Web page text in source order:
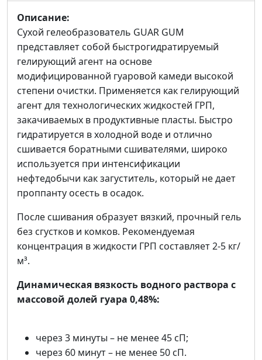
Описание:
Сухой гелеобразователь GUAR GUM
представляет собой быстрогидратируемый
гелирующий агент на основе
модифицированной гуаровой камеди высокой
степени очистки. Применяется как гелирующий
агент для технологических жидкостей ГРП,
закачиваемых в продуктивные пласты. Быстро
гидратируется в холодной воде и отлично
сшивается боратными сшивателями, широко
используется при интенсификации
нефтедобычи как загуститель, который не дает
проппанту осесть в осадок.
После сшивания образует вязкий, прочный гель
без сгустков и комков. Рекомендуемая
концентрация в жидкости ГРП составляет 2-5 кг/
м³.
Динамическая вязкость водного раствора с
массовой долей гуара 0,48%:
через 3 минуты – не менее 45 сП;
через 60 минут – не менее 50 сП.